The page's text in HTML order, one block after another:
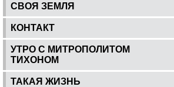
СВОЯ ЗЕМЛЯ
КОНТАКТ
УТРО С МИТРОПОЛИТОМ
ТИХОНОМ
ТАКАЯ ЖИЗНЬ